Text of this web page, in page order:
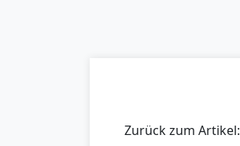
Zurück zum Artikel: